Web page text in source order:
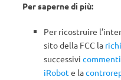
Per saperne di più:
Per ricostruire
sito della FCC la
successivi
iRobot e la